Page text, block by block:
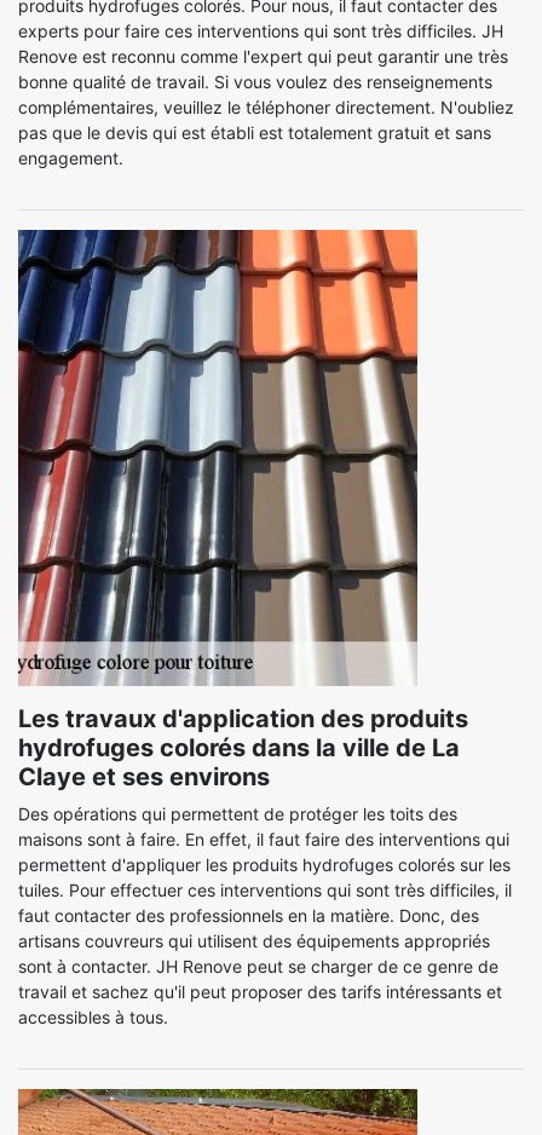
produits hydrofuges colorés. Pour nous, il faut contacter des
experts pour faire ces interventions qui sont très difficiles. JH
Renove est reconnu comme l'expert qui peut garantir une très
bonne qualité de travail. Si vous voulez des renseignements
complémentaires, veuillez le téléphoner directement. N'oubliez
pas que le devis qui est établi est totalement gratuit et sans
engagement.
Les travaux d'application des produits
hydrofuges colorés dans la ville de La
Claye et ses environs
Des opérations qui permettent de protéger les toits des
maisons sont à faire. En effet, il faut faire des interventions qui
permettent d'appliquer les produits hydrofuges colorés sur les
tuiles. Pour effectuer ces interventions qui sont très difficiles, il
faut contacter des professionnels en la matière. Donc, des
artisans couvreurs qui utilisent des équipements appropriés
sont à contacter. JH Renove peut se charger de ce genre de
travail et sachez qu'il peut proposer des tarifs intéressants et
accessibles à tous.